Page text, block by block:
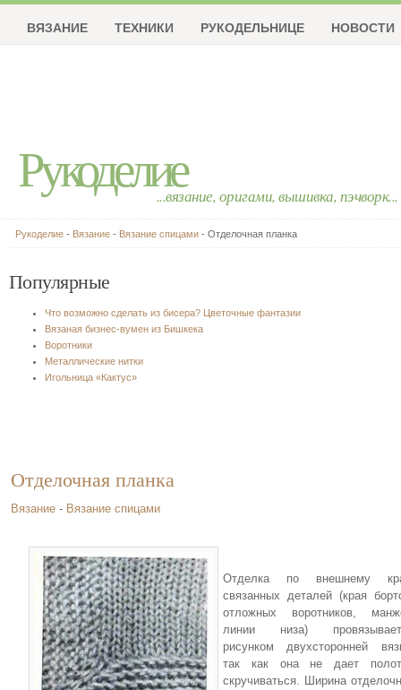
Рукоделие...вязание, оригами, вышивка, пэчворк...
ВЯЗАНИЕ ТЕХНИКИ РУКОДЕЛЬНИЦЕ НОВОСТИ
Рукоделие - Вязание - Вязание спицами - Отделочная планка
Популярные
Что возможно сделать из бисера? Цветочные фантазии
Вязаная бизнес-вумен из Бишкека
Воротники
Металлические нитки
Игольница «Кактус»
Отделочная планка
Вязание - Вязание спицами
Отделка по внешнему
связанных деталей (края
отложных воротников,
линии низа)
рисунком двухсторонней
так как она не дает
скручиваться. Ширина